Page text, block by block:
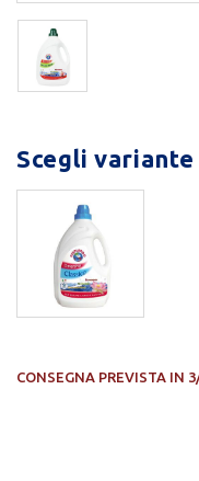
Scegli
CONSEGNA PREVISTA IN